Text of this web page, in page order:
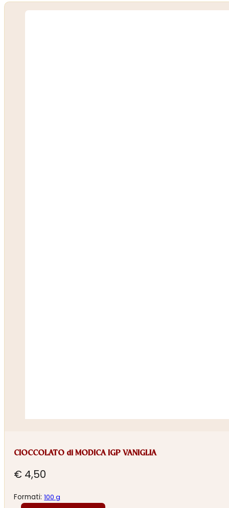
CIOCCOLATO di MODICA IGP VANIGLIA
€ 4,50
Formati:100 g